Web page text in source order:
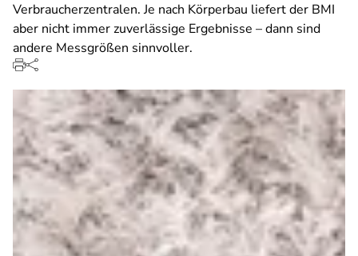
Verbraucherzentralen. Je nach Körperbau liefert der BMI
aber nicht immer zuverlässige Ergebnisse – dann sind
andere Messgrößen sinnvoller.